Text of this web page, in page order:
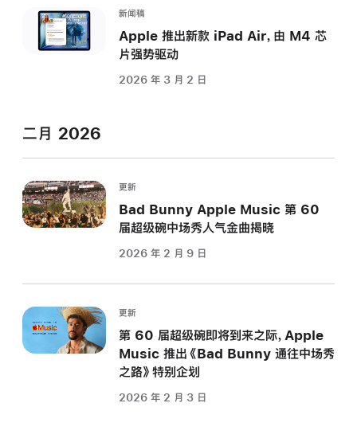
新闻稿
Apple 推出新款 iPad Air，由 M4 芯
片强势驱动
2026 年 3 月 2 日
二月 2026
更新
Bad Bunny Apple Music 第 60
届超级碗中场秀人气金曲揭晓
2026 年 2 月 9 日
更新
第 60 届超级碗即将到来之际，Apple
Music 推出《Bad Bunny 通往中场秀
之路》特别企划
2026 年 2 月 3 日